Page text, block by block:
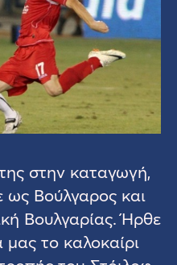
στην καταγωγή,
ως Βούλγαρος και
Βουλγαρίας. Ήρθε
το καλοκαίρι